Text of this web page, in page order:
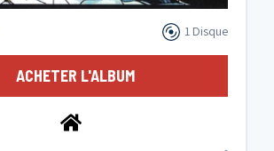
1 Disque
ACHETER L'ALBUM